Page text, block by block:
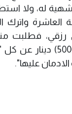
له، ولا
العاشرة واترك
رزقي، فطلبت
فطلب مني مبلغ (5000)
عليها".